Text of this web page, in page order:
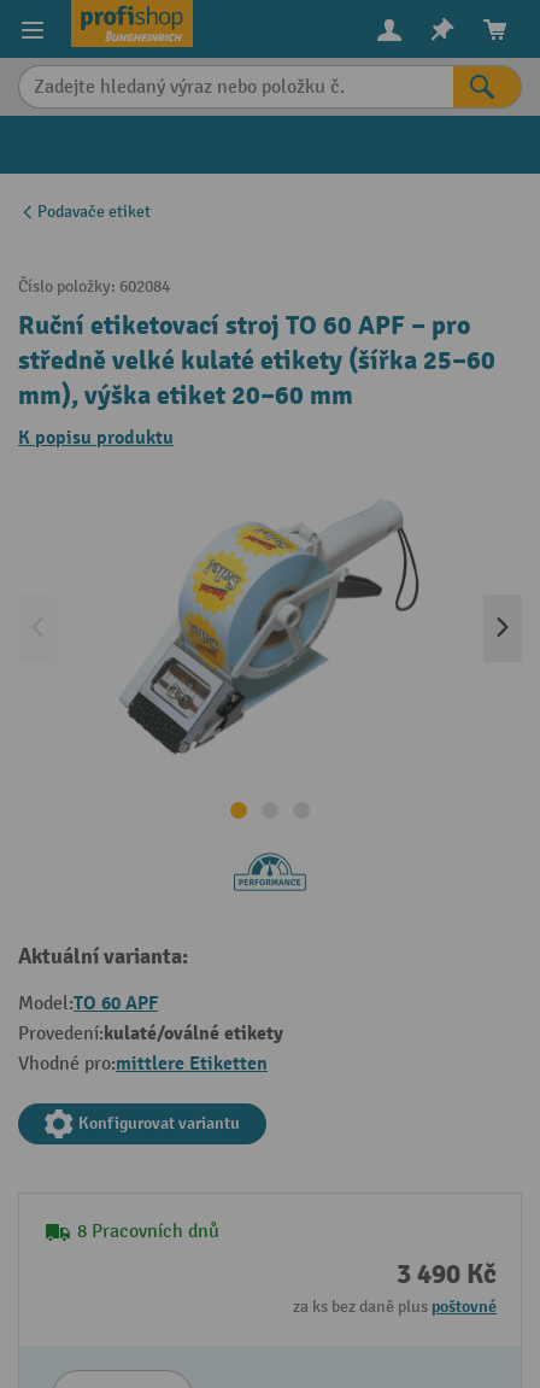
content
Podavače etiket
Číslo položky: 602084
Ruční etiketovací stroj TO 60 APF – pro
středně velké kulaté etikety (šířka 25–60
mm), výška etiket 20–60 mm
K popisu produktu
Aktuální varianta:
Model:TO 60 APF
Provedení:kulaté/oválné etikety
Vhodné pro:mittlere Etiketten
Konfigurovat variantu
8 Pracovních dnů
3 490 Kč
za ks bez daně plus poštovné